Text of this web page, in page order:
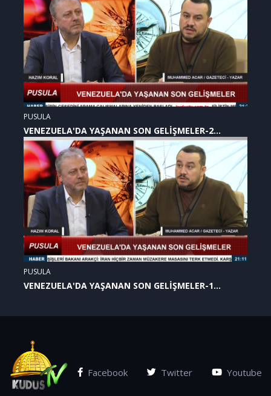
PUSULA
VENEZUELA'DA YAŞANAN SON GELİŞMELER-2
(07.01.2026)
PUSULA
VENEZUELA'DA YAŞANAN SON GELİŞMELER-1
Facebook Twitter Youtube